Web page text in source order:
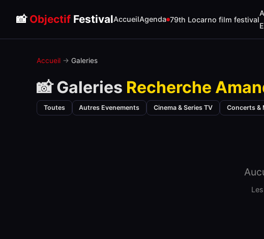
📸 Objectif FestivalAccueilAgenda 79th Locarno film festival
Accueil → Galeries
📸 Galeries Recherche
Toutes Autres Evenements Cinema & Series TV Concerts &